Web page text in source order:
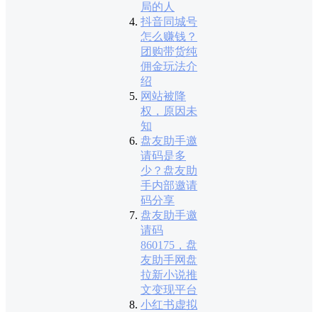
局的人
抖音同城号
怎么赚钱？
团购带货纯
佣金玩法介
绍
网站被降
权，原因未
知
盘友助手邀
请码是多
少？盘友助
手内部邀请
码分享
盘友助手邀
请码
860175，盘
友助手网盘
拉新小说推
文变现平台
小红书虚拟